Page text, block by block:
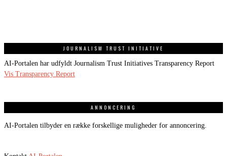
JOURNALISM TRUST INITIATIVE
AI-Portalen har udfyldt Journalism Trust Initiatives Transparency Report
Vis Transparency Report
ANNONCERING
AI-Portalen tilbyder en række forskellige muligheder for annoncering.